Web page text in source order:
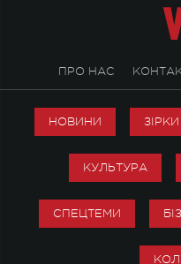
ПРО НАС
НОВИНИ ЗІРКИ
КУЛЬТУРА
СПЕЦТЕМИ